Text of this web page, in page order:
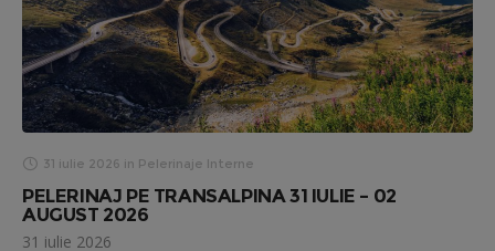
31 iulie 2026 in Pelerinaje Interne
PELERINAJ PE TRANSALPINA 31 IULIE – 02
AUGUST 2026
31 iulie 2026